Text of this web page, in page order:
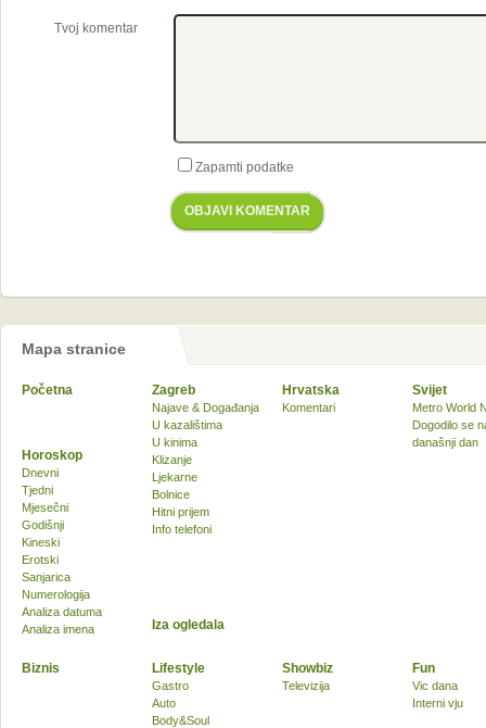
Tvoj komentar
Zapamti podatke
OBJAVI KOMENTAR
Mapa stranice
Početna Zagreb
Najave & Događanja
U kazalištima
U kinima
Klizanje
Ljekarne
Bolnice
Hitni prijem
Info telefoni
Hrvatska
Komentari
Svijet
Metro World
Dogodilo se
današnji dan
Biznis Lifestyle
Gastro
Auto
Body&Soul
Showbiz
Televizija
Fun
Vic dana
Interni vju
Horoskop
Dnevni
Tjedni
Mjesečni
Godišnji
Kineski
Erotski
Sanjarica
Numerologija
Analiza datuma
Analiza imena
Iza ogledala